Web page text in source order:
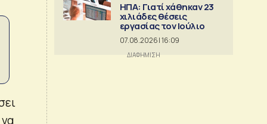
ΗΠΑ: Γιατί χάθηκαν 23
χιλιάδες θέσεις
εργασίας τον Ιούλιο
07.08.2026 | 16:09